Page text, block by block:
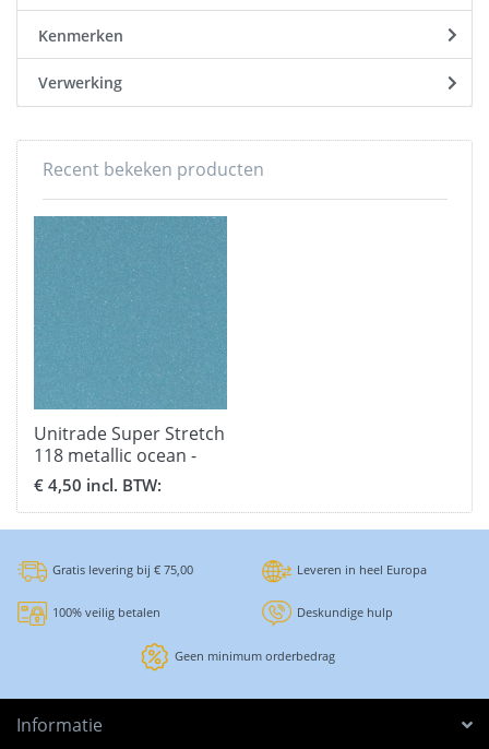
Kenmerken
Verwerking
Recent bekeken producten
Unitrade Super Stretch
118 metallic ocean -
formaat 30,5 x 51 cm.
€ 4,50 incl. BTW:
Gratis levering bij € 75,00 Leveren in heel Europa
100% veilig betalen Deskundige hulp
Geen minimum orderbedrag
Informatie